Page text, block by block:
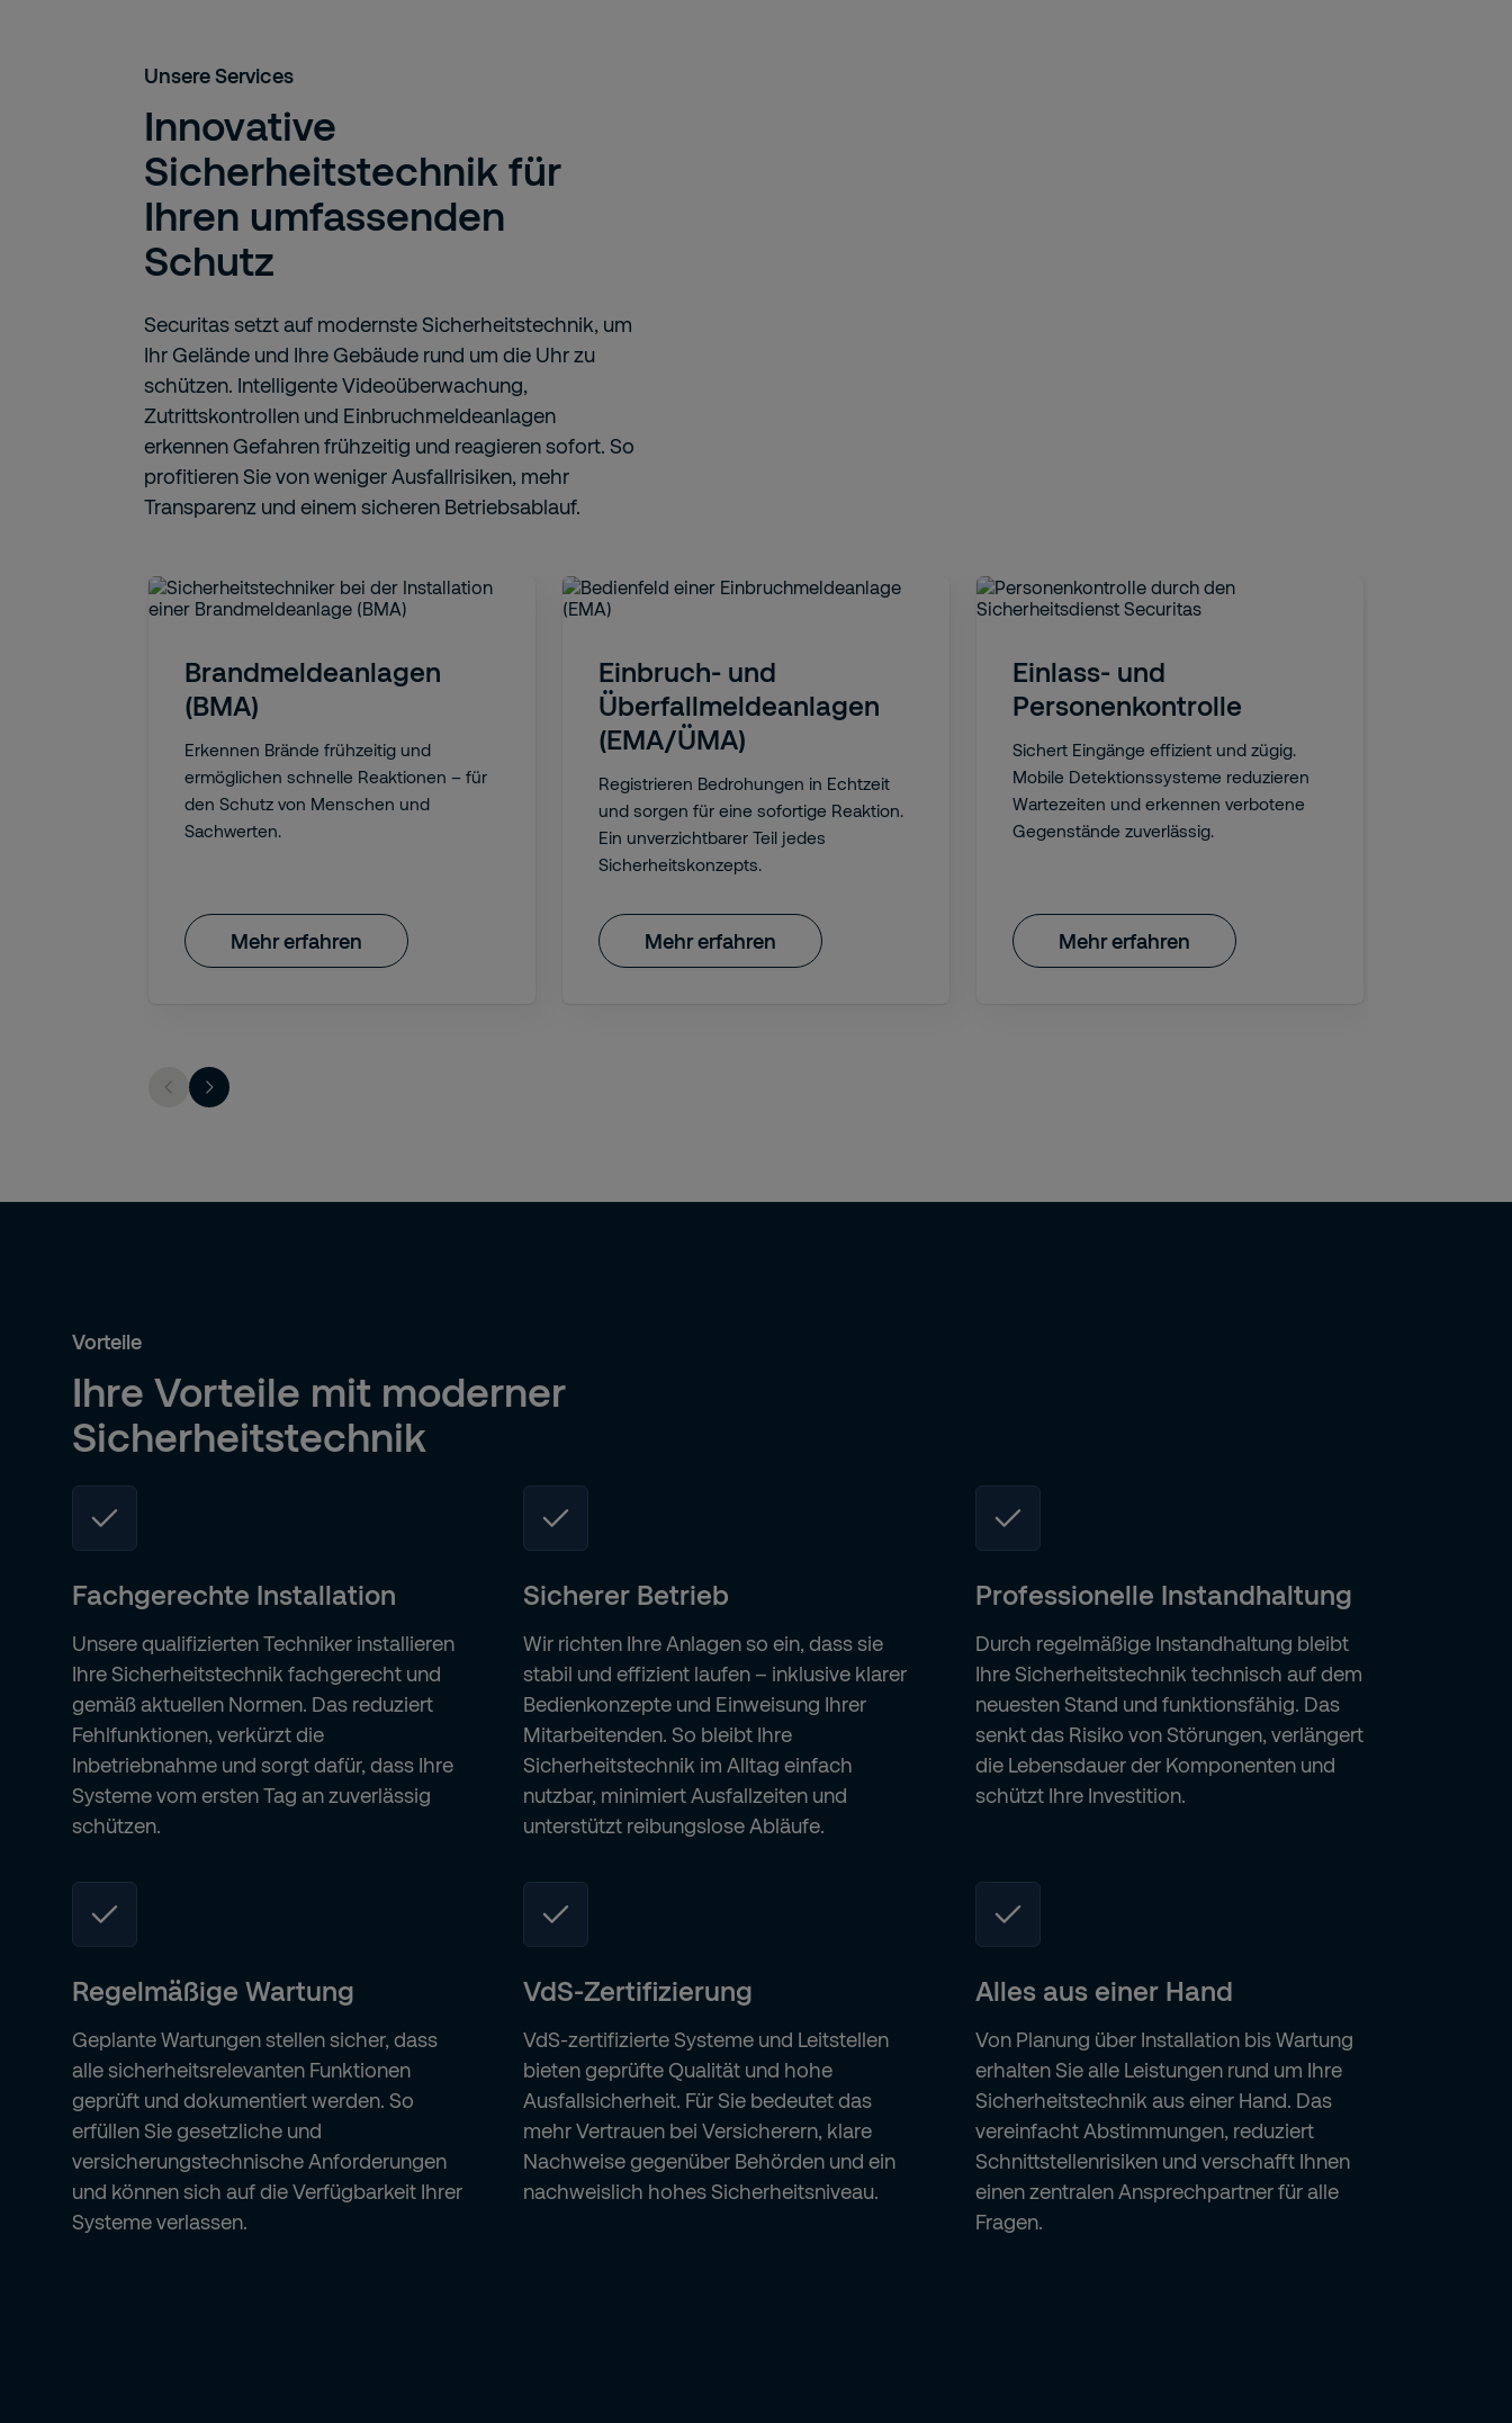
Unsere Services
Innovative
Sicherheitstechnik für
Ihren umfassenden
Schutz
Securitas setzt auf modernste Sicherheitstechnik, um
Ihr Gelände und Ihre Gebäude rund um die Uhr zu
schützen. Intelligente Videoüberwachung,
Zutrittskontrollen und Einbruchmeldeanlagen
erkennen Gefahren frühzeitig und reagieren sofort. So
profitieren Sie von weniger Ausfallrisiken, mehr
Transparenz und einem sicheren Betriebsablauf.
Brandmeldeanlagen
(BMA)
Erkennen Brände frühzeitig und
ermöglichen schnelle Reaktionen – für
den Schutz von Menschen und
Sachwerten.
Mehr erfahren
Einbruch- und
Überfallmeldeanlagen
(EMA/ÜMA)
Registrieren Bedrohungen in Echtzeit
und sorgen für eine sofortige Reaktion.
Ein unverzichtbarer Teil jedes
Sicherheitskonzepts.
Mehr erfahren
Einlass- und
Personenkontrolle
Sichert Eingänge effizient und zügig.
Mobile Detektionssysteme reduzieren
Wartezeiten und erkennen verbotene
Gegenstände zuverlässig.
Mehr erfahren
Vorteile
Ihre Vorteile mit moderner
Sicherheitstechnik
Fachgerechte Installation
Unsere qualifizierten Techniker installieren
Ihre Sicherheitstechnik fachgerecht und
gemäß aktuellen Normen. Das reduziert
Fehlfunktionen, verkürzt die
Inbetriebnahme und sorgt dafür, dass Ihre
Systeme vom ersten Tag an zuverlässig
schützen.
Sicherer Betrieb
Wir richten Ihre Anlagen so ein, dass sie
stabil und effizient laufen – inklusive klarer
Bedienkonzepte und Einweisung Ihrer
Mitarbeitenden. So bleibt Ihre
Sicherheitstechnik im Alltag einfach
nutzbar, minimiert Ausfallzeiten und
unterstützt reibungslose Abläufe.
Professionelle Instandhaltung
Durch regelmäßige Instandhaltung bleibt
Ihre Sicherheitstechnik technisch auf dem
neuesten Stand und funktionsfähig. Das
senkt das Risiko von Störungen, verlängert
die Lebensdauer der Komponenten und
schützt Ihre Investition.
Regelmäßige Wartung
Geplante Wartungen stellen sicher, dass
alle sicherheitsrelevanten Funktionen
geprüft und dokumentiert werden. So
erfüllen Sie gesetzliche und
versicherungstechnische Anforderungen
und können sich auf die Verfügbarkeit Ihrer
Systeme verlassen.
VdS-Zertifizierung
VdS-zertifizierte Systeme und Leitstellen
bieten geprüfte Qualität und hohe
Ausfallsicherheit. Für Sie bedeutet das
mehr Vertrauen bei Versicherern, klare
Nachweise gegenüber Behörden und ein
nachweislich hohes Sicherheitsniveau.
Alles aus einer Hand
Von Planung über Installation bis Wartung
erhalten Sie alle Leistungen rund um Ihre
Sicherheitstechnik aus einer Hand. Das
vereinfacht Abstimmungen, reduziert
Schnittstellenrisiken und verschafft Ihnen
einen zentralen Ansprechpartner für alle
Fragen.